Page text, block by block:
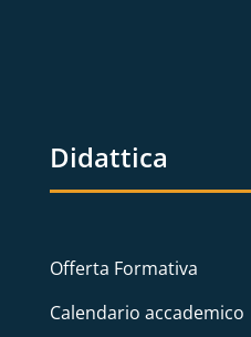
Didattica
Offerta Formativa
Calendario accademico